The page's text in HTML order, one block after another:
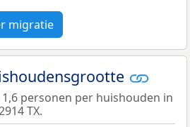
migratie
personen per huishouden in
TX.